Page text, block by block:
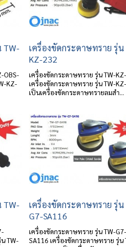
TW-
OBS-
KZ-
เครื่องขัดกระดาษทราย รุ่น
KZ-232
เครื่องขัดกระดาษทราย รุ่น TW-
เครื่องขัดกระดาษทราย รุ่น TW-
เป็นเครื่องขัดกระดาษทรายลมสำ...
TW-
TW-
เครื่องขัดกระดาษทราย รุ่น
G7-SA116
เครื่องขัดกระดาษทราย รุ่น TW-G7-
SA116 เครื่องขัดกระดาษทราย รุ่น